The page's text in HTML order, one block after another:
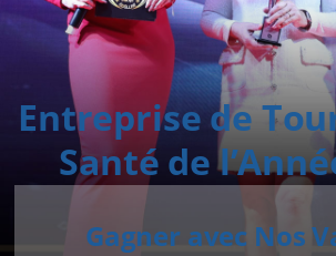
Entreprise de
Santé de
Gagner avec Nos